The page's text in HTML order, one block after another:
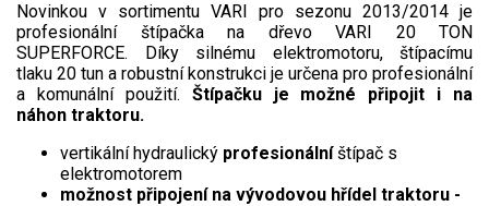
Štípačka vertikální
VARI
VARI multifunkční nosiče
Novinkou v sortimentu VARI pro sezonu 2013/2014 je
profesionální štípačka na dřevo VARI 20 TON
SUPERFORCE. Díky silnému elektromotoru, štípacímu
tlaku 20 tun a robustní konstrukci je určena pro profesionální
a komunální použití. Štípačku je možné připojit i na
náhon traktoru.
vertikální hydraulický profesionálníštípač s
elektromotorem
možnost připojení na vývodovou hřídel traktoru -